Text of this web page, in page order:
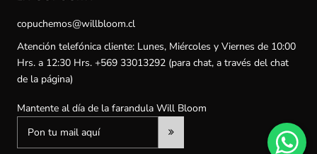
copuchemos@willbloom.cl
Atención telefónica cliente: Lunes, Miércoles y Viernes de 10:00
Hrs. a 12:30 Hrs. +569 33013292 (para chat, a través del chat
de la página)
Mantente al día de la farandula Will Bloom